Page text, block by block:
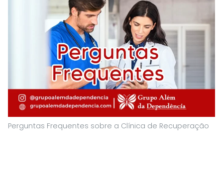
Perguntas Frequentes sobre a Clínica de Recuperação